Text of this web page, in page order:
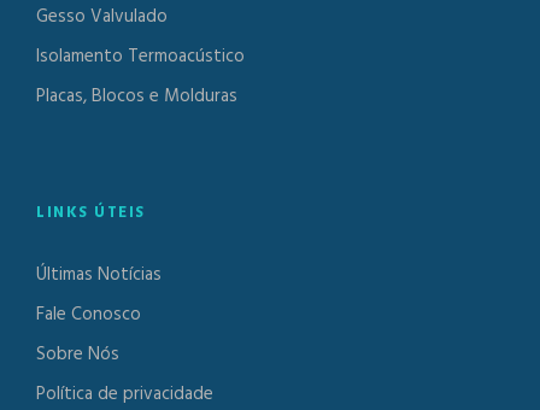
Gesso Valvulado
Isolamento Termoacústico
Placas, Blocos e Molduras
LINKS ÚTEIS
Últimas Notícias
Fale Conosco
Sobre Nós
Política de privacidade